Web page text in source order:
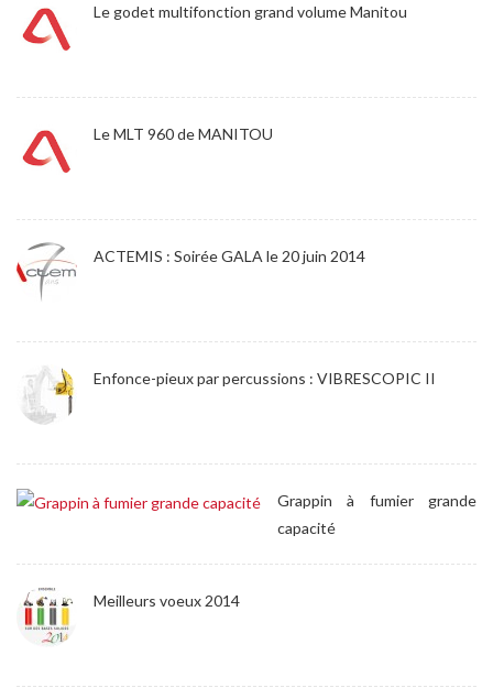
Le godet multifonction grand volume Manitou
Le MLT 960 de MANITOU
ACTEMIS : Soirée GALA le 20 juin 2014
Enfonce-pieux par percussions : VIBRESCOPIC II
Grappin à fumier grande
capacité
Meilleurs voeux 2014